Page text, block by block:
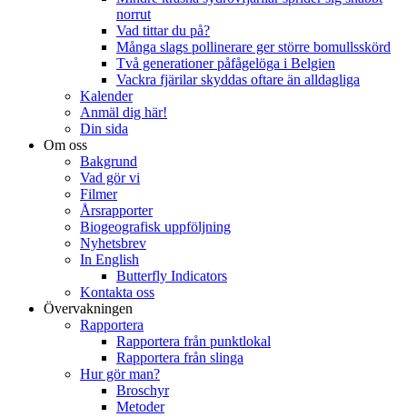
norrut
Vad tittar du på?
Många slags pollinerare ger större bomullsskörd
Två generationer påfågelöga i Belgien
Vackra fjärilar skyddas oftare än alldagliga
Kalender
Anmäl dig här!
Din sida
Om oss
Bakgrund
Vad gör vi
Filmer
Årsrapporter
Biogeografisk uppföljning
Nyhetsbrev
In English
Butterfly Indicators
Kontakta oss
Övervakningen
Rapportera
Rapportera från punktlokal
Rapportera från slinga
Hur gör man?
Broschyr
Metoder